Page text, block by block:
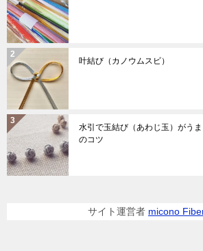
叶結び（カノウムスビ）
水引で玉結び（あわじ玉）がう
のコツ
サイト運営者 micono